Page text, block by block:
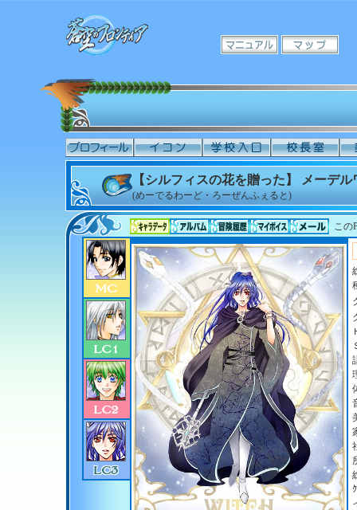
【シルフィスの花を贈った】 メーデ
(めーでるわーど・ろーぜんふぇると)
この